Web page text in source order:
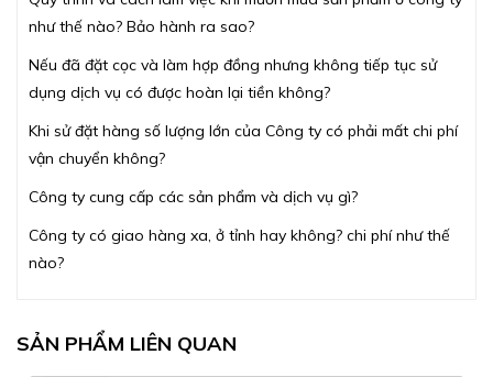
như thế nào? Bảo hành ra sao?
Nếu đã đặt cọc và làm hợp đồng nhưng không tiếp tục sử
dụng dịch vụ có được hoàn lại tiền không?
Khi sử đặt hàng số lượng lớn của Công ty có phải mất chi phí
vận chuyển không?
Công ty cung cấp các sản phẩm và dịch vụ gì?
Công ty có giao hàng xa, ở tỉnh hay không? chi phí như thế
nào?
SẢN PHẨM LIÊN QUAN